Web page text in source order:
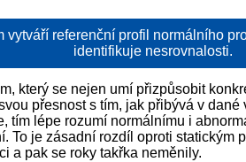
vytváří referenční profil normálního
identifikuje nesrovnalosti.
který se nejen umí přizpůsobit
přesnost s tím, jak přibývá v
tím lépe rozumí normálnímu i
To je zásadní rozdíl oproti statickým
a pak se roky takřka neměnily.